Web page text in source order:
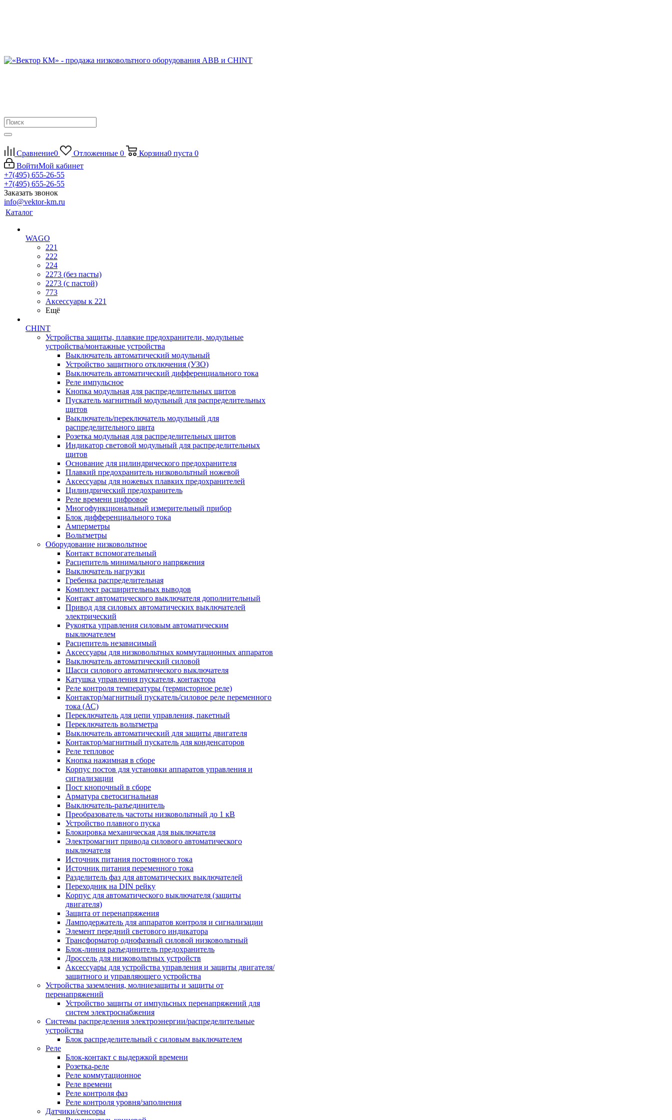
Сравнение0 Отложенные 0 Корзина0 пуста 0
ВойтиМой кабинет
+7(495) 655-26-55
+7(495) 655-26-55
Заказать звонок
info@vektor-km.ru
Каталог
WAGO
221
222
224
2273 (без пасты)
2273 (с пастой)
773
Аксессуары к 221
Ещё
CHINT
Устройства защиты, плавкие предохранители, модульные
устройства/монтажные устройства
Выключатель автоматический модульный
Устройство защитного отключения (УЗО)
Выключатель автоматический дифференциального тока
Реле импульсное
Кнопка модульная для распределительных щитов
Пускатель магнитный модульный для распределительных
щитов
Выключатель/переключатель модульный для
распределительного щита
Розетка модульная для распределительных щитов
Индикатор световой модульный для распределительных
щитов
Основание для цилиндрического предохранителя
Плавкий предохранитель низковольтный ножевой
Аксессуары для ножевых плавких предохранителей
Цилиндрический предохранитель
Реле времени цифровое
Многофункциональный измерительный прибор
Блок дифференциального тока
Амперметры
Вольтметры
Оборудование низковольтное
Контакт вспомогательный
Расцепитель минимального напряжения
Выключатель нагрузки
Гребенка распределительная
Комплект расширительных выводов
Контакт автоматического выключателя дополнительный
Привод для силовых автоматических выключателей
электрический
Рукоятка управления силовым автоматическим
выключателем
Расцепитель независимый
Аксессуары для низковольтных коммутационных аппаратов
Выключатель автоматический силовой
Шасси силового автоматического выключателя
Катушка управления пускателя, контактора
Реле контроля температуры (термисторное реле)
Контактор/магнитный пускатель/силовое реле переменного
тока (АС)
Переключатель для цепи управления, пакетный
Переключатель вольтметра
Выключатель автоматический для защиты двигателя
Контактор/магнитный пускатель для конденсаторов
Реле тепловое
Кнопка нажимная в сборе
Корпус постов для установки аппаратов управления и
сигнализации
Пост кнопочный в сборе
Арматура светосигнальная
Выключатель-разъединитель
Преобразователь частоты низковольтный до 1 кВ
Устройство плавного пуска
Блокировка механическая для выключателя
Электромагнит привода силового автоматического
выключателя
Источник питания постоянного тока
Источник питания переменного тока
Разделитель фаз для автоматических выключателей
Переходник на DIN рейку
Корпус для автоматического выключателя (защиты
двигателя)
Защита от перенапряжения
Ламподержатель для аппаратов контроля и сигнализации
Элемент передний светового индикатора
Трансформатор однофазный силовой низковольтный
Блок-линия разъединитель предохранитель
Дроссель для низковольтных устройств
Аксессуары для устройства управления и защиты двигателя/
защитного и управляющего устройства
Устройства заземления, молниезащиты и защиты от
перенапряжений
Устройство защиты от импульсных перенапряжений для
систем электроснабжения
Системы распределения электроэнергии/распределительные
устройства
Блок распределительный с силовым выключателем
Реле
Блок-контакт с выдержкой времени
Розетка-реле
Реле коммутационное
Реле времени
Реле контроля фаз
Реле контроля уровня/заполнения
Датчики/сенсоры